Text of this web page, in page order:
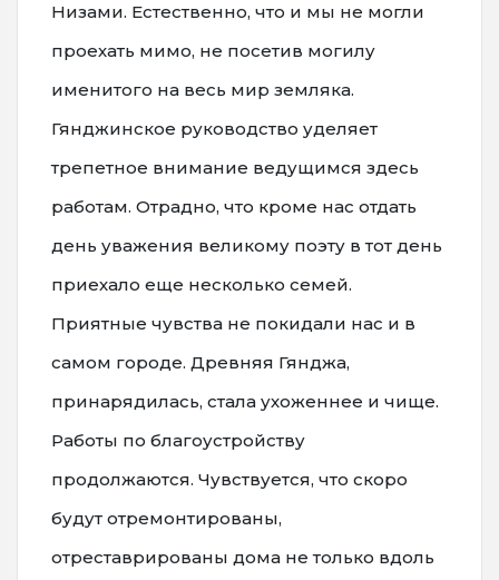
Низами. Естественно, что и мы не могли
проехать мимо, не посетив могилу
именитого на весь мир земляка.
Гянджинское руководство уделяет
трепетное внимание ведущимся здесь
работам. Отрадно, что кроме нас отдать
день уважения великому поэту в тот день
приехало еще несколько семей.
Приятные чувства не покидали нас и в
самом городе. Древняя Гянджа,
принарядилась, стала ухоженнее и чище.
Работы по благоустройству
продолжаются. Чувствуется, что скоро
будут отремонтированы,
отреставрированы дома не только вдоль